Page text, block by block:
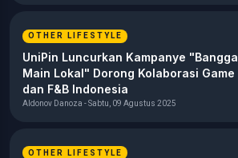
OTHER LIFESTYLE
UniPin Luncurkan Kampanye "Bangga
Main Lokal" Dorong Kolaborasi Game
dan F&B Indonesia
Aldonov Danoza - Sabtu, 09 Agustus 2025
OTHER LIFESTYLE